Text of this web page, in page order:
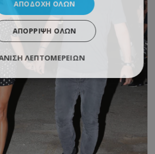
ΑΠΟΔΟΧΉ ΌΛΩΝ
ΑΠΌΡΡΙΨΗ ΌΛΩΝ
ΛΕΠΤΟΜΕΡΕΙΏΝ